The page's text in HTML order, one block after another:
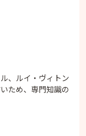
、ルイ・ヴィトン
ため、専門知識の